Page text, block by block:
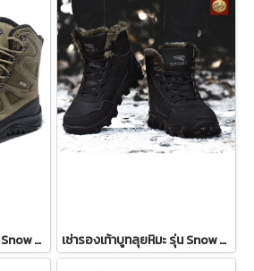
เช่ารองเท้าบูทลุยหิมะ รุ่น Snow Boots 2001GBM065BR เช่ารองเท้าบูทลุยหิมะ รุ่น Snow Boots 909MBM047BK